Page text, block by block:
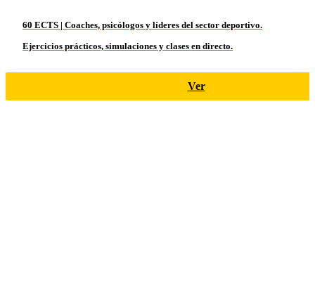
60 ECTS | Coaches, psicólogos y líderes del sector deportivo.
Ejercicios prácticos, simulaciones y clases en directo.
Ver